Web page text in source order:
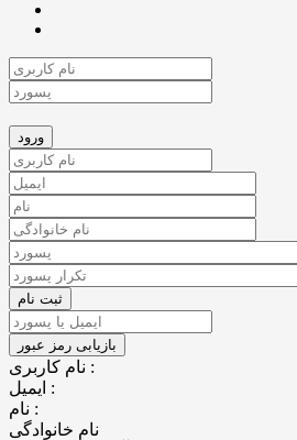
نام کاربری :
ایمیل :
نام :
نام خانوادگی